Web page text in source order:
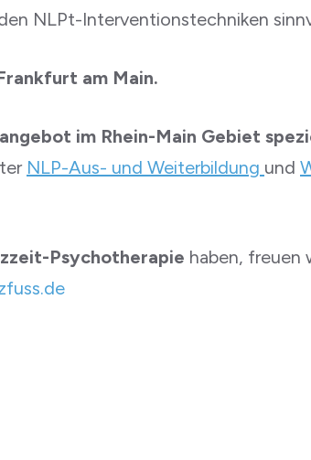
NLPt-Interventionstechniken
am Main.
im Rhein-Main Gebiet
NLP-Aus- und Weiterbildung und
Psychotherapie haben, freuen